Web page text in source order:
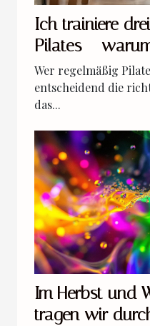
Ich trainiere
Pilates –
Sportleggings
Wer regelmäßig
entscheidend die
das...
Im Herbst und
tragen wir